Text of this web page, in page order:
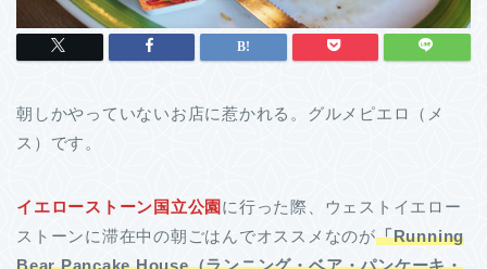
朝しかやっていないお店に惹かれる。グルメピエロ（メ
ス）です。
イエローストーン国立公園 に行った際、ウェストイエロー
ストーンに滞在中の朝ごはんでオススメなのが「Running